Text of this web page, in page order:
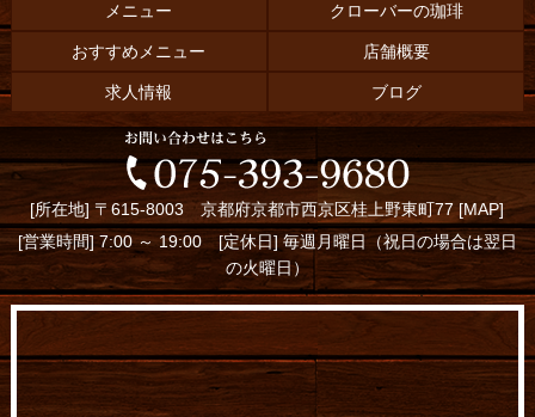
メニュー クローバーの珈琲
おすすめメニュー 店舗概要
求人情報 ブログ
[所在地] 〒615-8003 京都府京都市西京区桂上野東町77 [MAP]
[営業時間] 7:00 ～ 19:00 [定休日] 毎週月曜日（祝日の場合は翌日
の火曜日）